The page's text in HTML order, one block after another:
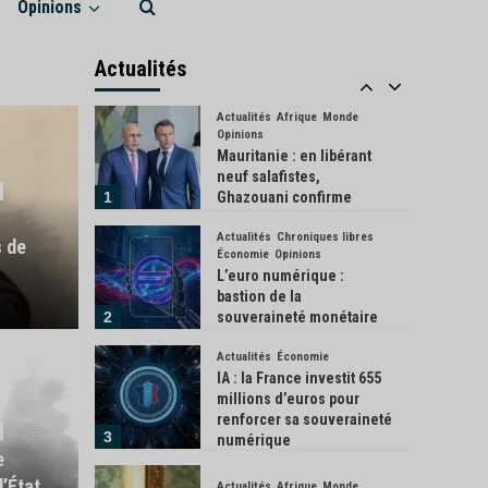
Opinions
devenue la salle de
de
Actualités
5
1
Actualités Afrique Monde
Opinions
Mauritanie : en libérant
neuf salafistes,
Ghazouani confirme
2
Actualités Chroniques libres
Économie Opinions
L’euro numérique :
bastion de la
souveraineté monétaire
3
Actualités Économie
IA : la France investit 655
millions d’euros pour
renforcer sa souveraineté
numérique